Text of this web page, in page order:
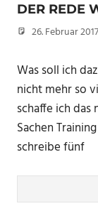
DER REDE
26. Februar 2017
Was soll ich
nicht mehr so
schaffe ich das
Sachen
schreibe fünf